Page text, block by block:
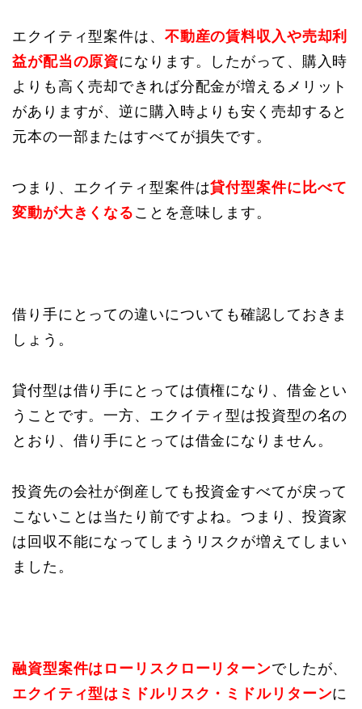
エクイティ型案件は、 不動産の賃料収入や売却利
益が配当の原資になります。したがって、購入時
よりも高く売却できれば分配金が増えるメリット
がありますが、逆に購入時よりも安く売却すると
元本の一部またはすべてが損失です。
つまり、エクイティ型案件は貸付型案件に比べて
変動が大きくなる ことを意味します。
借り手にとっての違いについても確認しておきま
しょう。
貸付型は借り手にとっては債権になり、借金とい
うことです。一方、エクイティ型は投資型の名の
とおり、借り手にとっては借金になりません。
投資先の会社が倒産しても投資金すべてが戻って
こないことは当たり前ですよね。つまり、投資家
は回収不能になってしまうリスクが増えてしまい
ました。
融資型案件はローリスクローリターンでしたが、
エクイティ型はミドルリスク・ミドルリターンに